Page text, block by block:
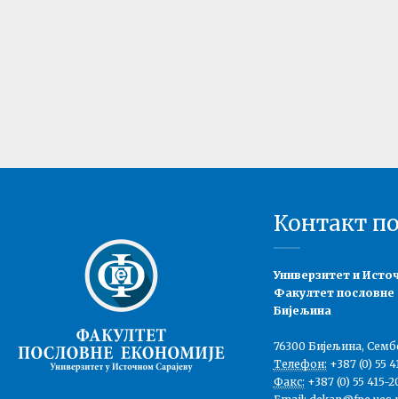
Контакт
Универзитет и
Факултет пословне
Бијељина
76300 Бијељина,
Телефон: +387 (0) 55
Факс: +387 (0) 55 415-